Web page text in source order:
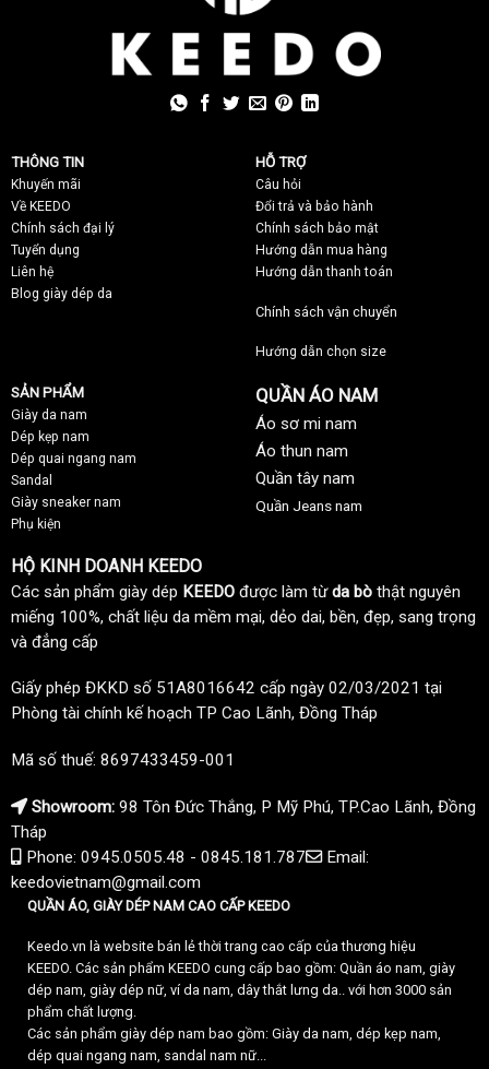
THÔNG TIN
Khuyến mãi
Về KEEDO
Chính sách đại lý
Tuyển dụng
Liên hệ
Blog giày dép da
HỖ TRỢ
Câu hỏi
Đổi trả và bảo hành
Chính sách bảo mật
Hướng dẫn mua hàng
Hướng dẫn thanh toán
Chính sách vận chuyển
Hướng dẫn chọn size
SẢN PHẨM
Giày da nam
Dép kẹp nam
Dép quai ngang nam
Sandal
Giày sneaker nam
Phụ kiện
QUẦN ÁO NAM
Áo sơ mi nam
Áo thun nam
Quần tây nam
Quần Jeans nam
HỘ KINH DOANH KEEDO
Các sản phẩm giày dép KEEDO được làm từda bò thật nguyên
miếng 100%, chất liệu da mềm mại, dẻo dai, bền, đẹp, sang trọng
và đẳng cấp
Giấy phép ĐKKD số 51A8016642 cấp ngày 02/03/2021 tại
Phòng tài chính kế hoạch TP Cao Lãnh, Đồng Tháp
Mã số thuế: 8697433459-001
Showroom: 98 Tôn Đức Thắng, P Mỹ Phú, TP.Cao Lãnh, Đồng
Tháp
Phone: 0945.0505.48 - 0845.181.787
Email:
keedovietnam@gmail.com
QUẦN ÁO, GIÀY DÉP NAM CAO CẤP KEEDO
Keedo.vn là website bán lẻ thời trang cao cấp của thương hiệu
KEEDO. Các sản phẩm KEEDO cung cấp bao gồm: Quần áo nam, giày
dép nam, giày dép nữ, ví da nam, dây thắt lưng da.. với hơn 3000 sản
phẩm chất lượng.
Các sản phẩm giày dép nam bao gồm: Giày da nam, dép kẹp nam,
dép quai ngang nam, sandal nam nữ...